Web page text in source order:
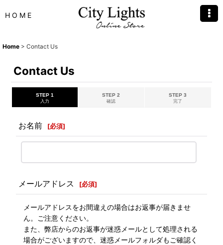
H O M E
Home > Contact Us
Contact Us
STEP 1
入力
STEP 2
確認
STEP 3
完了
お名前 [必須]
メールアドレス [必須]
メールアドレスをお間違えの場合はお返事が届きませ
ん。ご注意ください。
また、弊店からのお返事が迷惑メールとして処理される
場合がございますので、迷惑メールフォルダもご確認く